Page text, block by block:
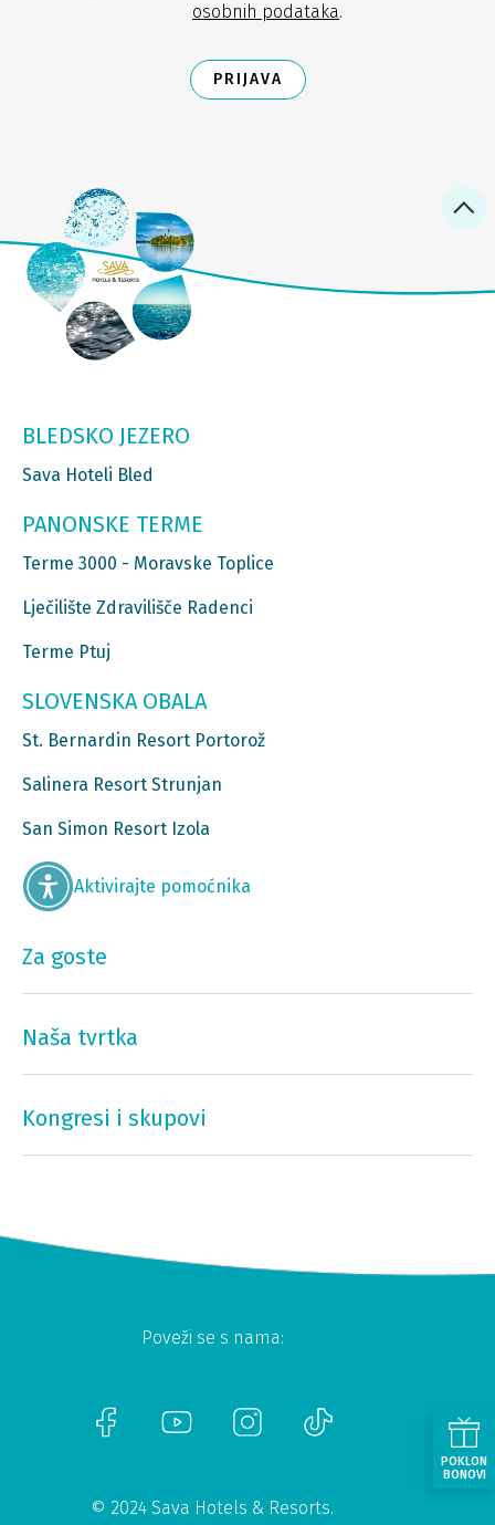
osobnih podataka.
PRIJAVA
BLEDSKO JEZERO
Sava Hoteli Bled
PANONSKE TERME
Terme 3000 - Moravske Toplice
Lječilište Zdravilišče Radenci
Terme Ptuj
SLOVENSKA OBALA
St. Bernardin Resort Portorož
Salinera Resort Strunjan
San Simon Resort Izola
Aktivirajte pomoćnika
Za goste
Naša tvrtka
Kongresi i skupovi
Poveži se s nama:
© 2024 Sava Hotels & Resorts.
POKLON
BONOVI